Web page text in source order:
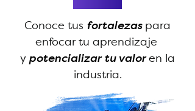
Conoce tus fortalezas para
enfocar tu aprendizaje
y potencializar tu valor en la
industria.